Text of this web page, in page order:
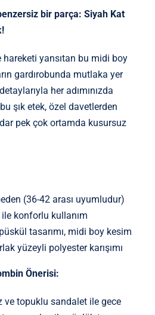
bir parça: Siyah Kat
hareketi yansıtan bu midi boy
gardırobunda mutlaka yer
her adımınızda
şık etek, özel davetlerden
pek çok ortamda kusursuz
(36-42 arası uyumludur)
konforlu kullanım
tasarımı, midi boy kesim
yüzeyli polyester karışımı
Önerisi:
ve topuklu sandalet ile gece